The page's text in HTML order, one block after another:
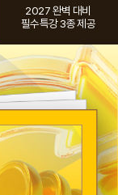
2027 완벽 대비
필수특강 3종 제공